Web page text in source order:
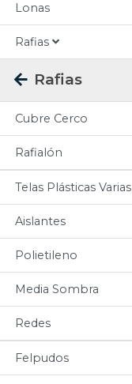
Lonas
Rafias
Rafias
Cubre Cerco
Rafialón
Telas Plásticas Varias
Aislantes
Polietileno
Media Sombra
Redes
Felpudos